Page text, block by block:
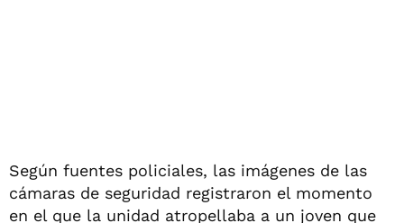
Según fuentes policiales, las imágenes de las
cámaras de seguridad registraron el momento
en el que la unidad atropellaba a un joven que